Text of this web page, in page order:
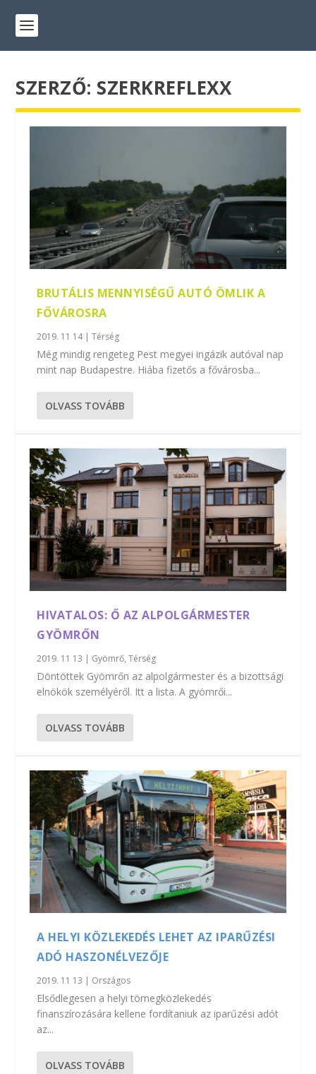
SZERZŐ: SZERKREFLEXX
BRUTÁLIS MENNYISÉGŰ AUTÓ ÖMLIK A
FŐVÁROSRA
2019. 11 14|Térség
Még mindig rengeteg Pest megyei ingázik autóval nap
mint nap Budapestre. Hiába fizetős a fővárosba...
OLVASS TOVÁBB
HIVATALOS: Ő AZ ALPOLGÁRMESTER
GYÖMRŐN
2019. 11 13 | Gyömrő,Térség
Döntöttek Gyömrőn az alpolgármester és a bizottsági
elnökök személyéről. Itt a lista. A gyömrői...
OLVASS TOVÁBB
A HELYI KÖZLEKEDÉS LEHET AZ IPARŰZÉSI
ADÓ HASZONÉLVEZŐJE
2019. 11 13 | Országos
Elsődlegesen a helyi tömegközlekedés
finanszírozására kellene fordítaniuk az iparűzési adót
az...
OLVASS TOVÁBB